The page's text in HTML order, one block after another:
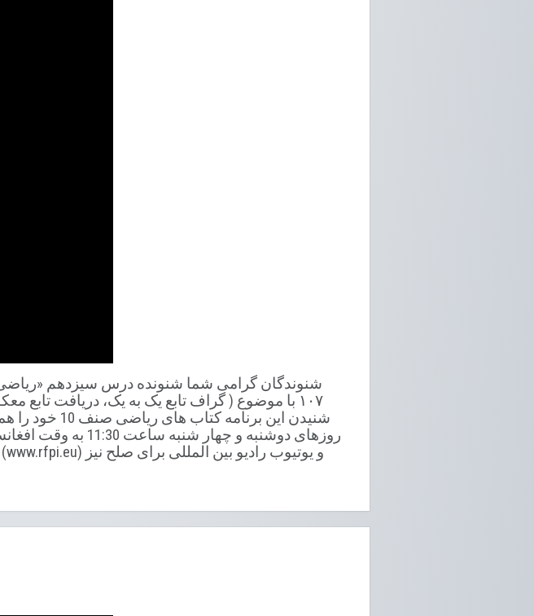
۱۰۷ با موضوع ( گراف تابع یک به یک، دریافت
شنیدن این